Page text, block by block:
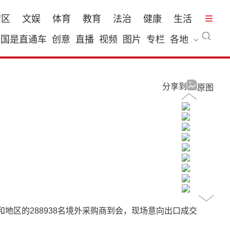
文娱 体育 教育 法治 健康
生活
国是直通车 创意 直播 视频 图片 专栏 各地
原图
分享到
区的288938名境外采购商到会，现场意向出口成交